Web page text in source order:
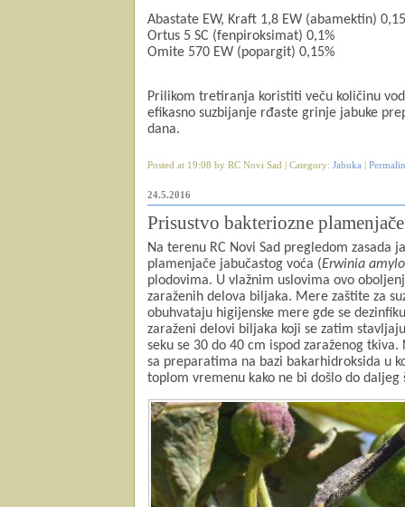
Abastate EW, Kraft 1,8 EW (abamektin)
Ortus 5 SC (fenpiroksimat) 0,1%
Omite 570 EW (popargit) 0,15%
Prilikom tretiranja koristiti veču količinu
efikasno suzbijanje rđaste grinje jabuke
dana.
Posted at 19:08 by RC Novi Sad | Category: Jabuka
24.5.2016
Prisustvo bakteriozne
Na terenu RC Novi Sad pregledom zasada
plamenjače jabučastog voća (Erwinia
plodovima. U vlažnim uslovima ovo
zaraženih delova biljaka. Mere zaštite za
obuhvataju higijenske mere gde se
zaraženi delovi biljaka koji se zatim
seku se 30 do 40 cm ispod zaraženog
sa preparatima na bazi bakarhidroksida u
toplom vremenu kako ne bi došlo do daljeg